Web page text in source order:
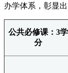
办学体系，彰显
公共必修课：3学
分